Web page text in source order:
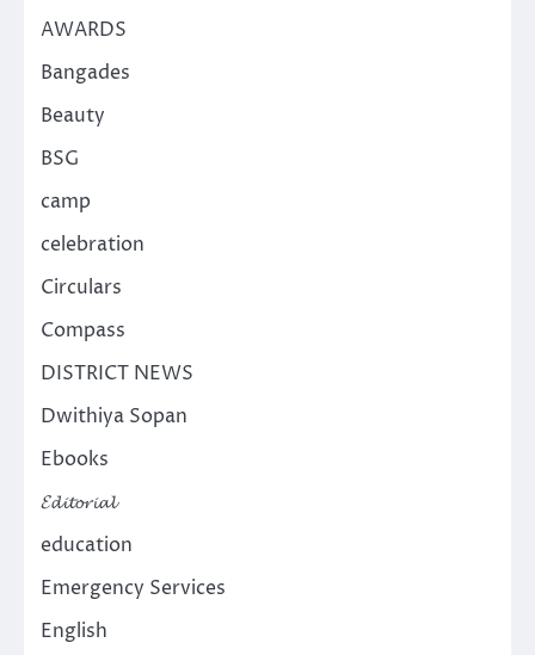
AWARDS
Bangades
Beauty
BSG
camp
celebration
Circulars
Compass
DISTRICT NEWS
Dwithiya Sopan
Ebooks
𝓔𝓭𝓲𝓽𝓸𝓻𝓲𝓪𝓵
education
Emergency Services
English